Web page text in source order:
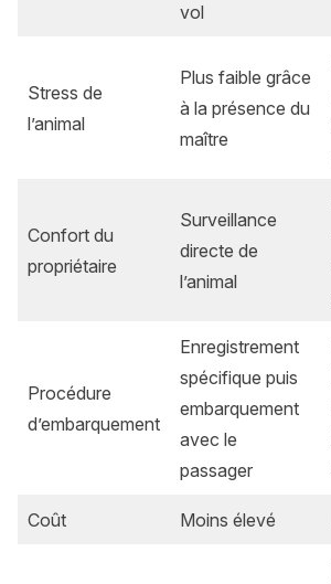
vol
Stress de
l’animal
Plus faible grâce
à la présence du
maître
Confort du
propriétaire
Surveillance
directe de
l’animal
Procédure
d’embarquement
Enregistrement
spécifique puis
embarquement
avec le
passager
Coût Moins élevé